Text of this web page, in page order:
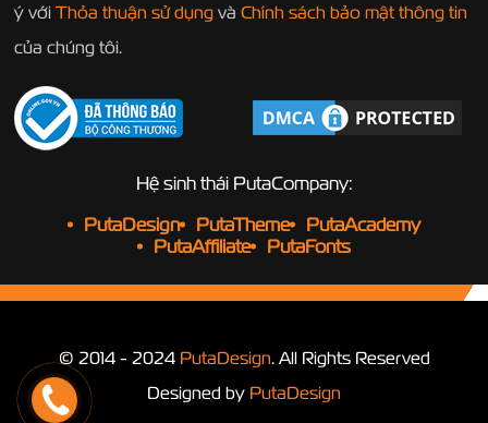
ý với Thỏa thuận sử dụngvà Chính sách bảo mật thông tin
của chúng tôi.
Hệ sinh thái PutaCompany:
PutaDesign
PutaTheme
PutaAcademy
PutaAffiliate
PutaFonts
© 2014 - 2024 PutaDesign . All Rights Reserved
Designed by PutaDesign